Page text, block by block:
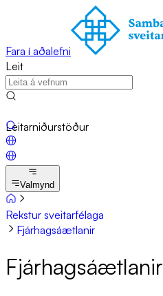
Fara í aðalefni
Leit
Leitarniðurstöður
Valmynd
Rekstur sveitarfélaga
Fjárhagsáætlanir
Fjár­hags­áætlan­ir